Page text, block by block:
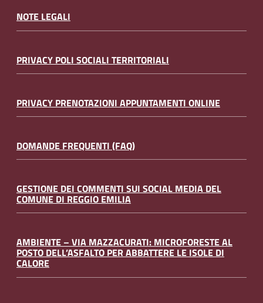
NOTE LEGALI
PRIVACY POLI SOCIALI TERRITORIALI
PRIVACY PRENOTAZIONI APPUNTAMENTI ONLINE
DOMANDE FREQUENTI (FAQ)
GESTIONE DEI COMMENTI SUI SOCIAL MEDIA DEL
COMUNE DI REGGIO EMILIA
AMBIENTE – VIA MAZZACURATI: MICROFORESTE AL
POSTO DELL’ASFALTO PER ABBATTERE LE ISOLE DI
CALORE